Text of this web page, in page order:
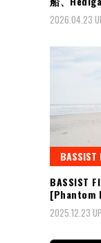
2026.04.23
BASSIST
BASSIST
[Phantom
2025.12.23 UP